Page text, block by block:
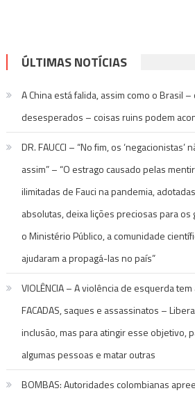
ÚLTIMAS NOTÍCIAS
A China está falida, assim como o Brasil
desesperados – coisas ruins podem
DR. FAUCCI – “No fim, os
assim” – “O estrago causado pelas
ilimitadas de Fauci na pandemia,
absolutas, deixa lições preciosas para
o Ministério Público, a comunidade
ajudaram a propagá-las no país”
VIOLÊNCIA – A violência de esquerda
FACADAS, saques e assassinatos –
inclusão, mas para atingir esse objetivo,
algumas pessoas e matar outras
BOMBAS: Autoridades colombianas